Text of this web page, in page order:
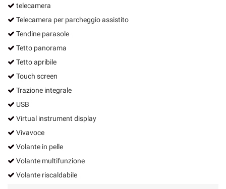
telecamera
Telecamera per parcheggio assistito
Tendine parasole
Tetto panorama
Tetto apribile
Touch screen
Trazione integrale
USB
Virtual instrument display
Vivavoce
Volante in pelle
Volante multifunzione
Volante riscaldabile